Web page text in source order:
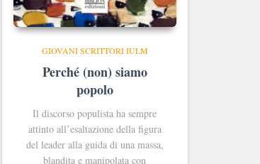
GIOVANI SCRITTORI IULM
Perché (non) siamo
popolo
Il discorso populista ha sempre
attinto all’esaltazione della figura
del leader alla guida di una massa,
blandita e manipolata con